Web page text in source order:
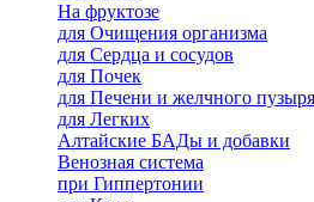
На фруктозе
для Очищения организма
для Сердца и сосудов
для Почек
для Печени и желчного пузыря
для Легких
Алтайские БАДы и добавки
Венозная система
при Гиппертонии